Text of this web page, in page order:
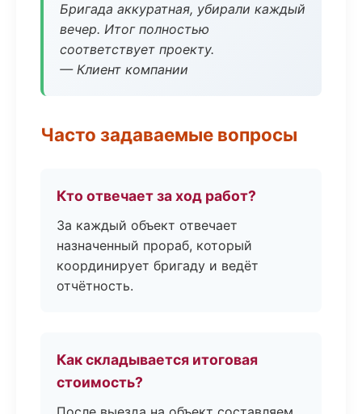
Бригада аккуратная, убирали каждый
вечер. Итог полностью
соответствует проекту.
— Клиент компании
Часто задаваемые вопросы
Кто отвечает за ход работ?
За каждый объект отвечает
назначенный прораб, который
координирует бригаду и ведёт
отчётность.
Как складывается итоговая
стоимость?